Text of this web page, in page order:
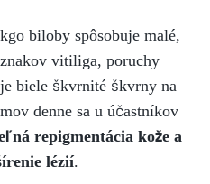
biloby spôsobuje malé,
vitiliga, poruchy
biele škvrnité škvrny na
denne sa u účastníkov
repigmentácia kože a
lézií.